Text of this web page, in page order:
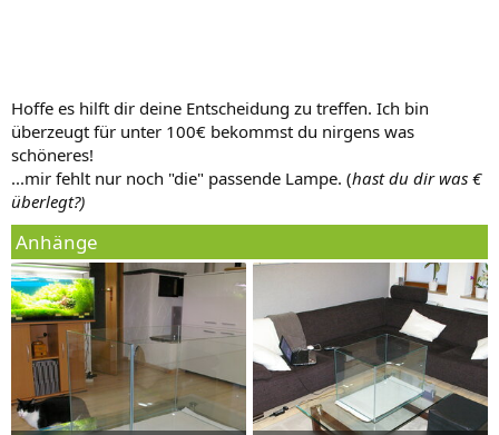
Hoffe es hilft dir deine Entscheidung zu treffen. Ich bin
überzeugt für unter 100€ bekommst du nirgens was
schöneres!
...mir fehlt nur noch "die" passende Lampe. (hast du dir was €
überlegt?)
Anhänge